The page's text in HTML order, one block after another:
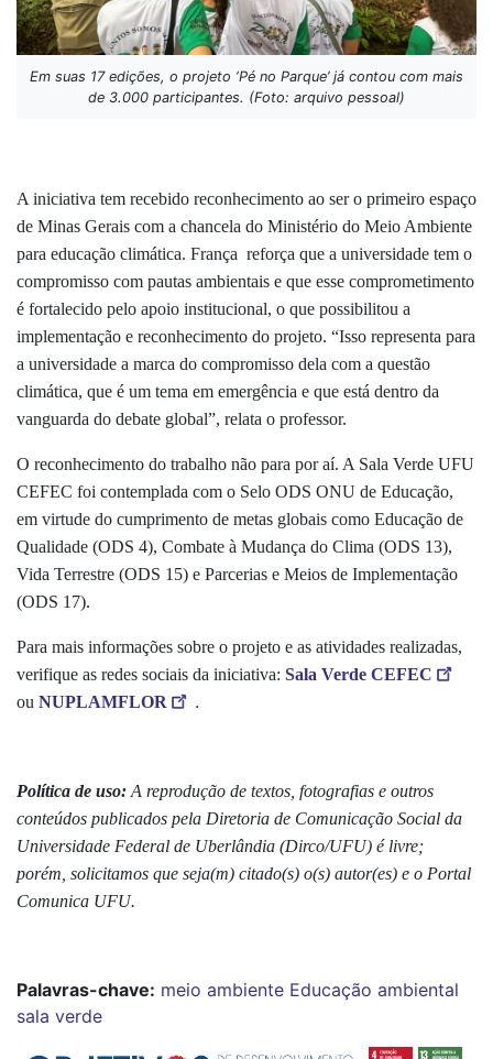
Em suas 17 edições, o projeto ‘Pé no Parque’ já contou com mais
de 3.000 participantes. (Foto: arquivo pessoal)
A iniciativa tem recebido reconhecimento ao ser o primeiro espaço
de Minas Gerais com a chancela do Ministério do Meio Ambiente
para educação climática. França reforça que a universidade tem o
compromisso com pautas ambientais e que esse comprometimento
é fortalecido pelo apoio institucional, o que possibilitou a
implementação e reconhecimento do projeto. “Isso representa para
a universidade a marca do compromisso dela com a questão
climática, que é um tema em emergência e que está dentro da
vanguarda do debate global”, relata o professor.
O reconhecimento do trabalho não para por aí. A Sala Verde UFU
CEFEC foi contemplada com o Selo ODS ONU de Educação,
em virtude do cumprimento de metas globais como Educação de
Qualidade (ODS 4), Combate à Mudança do Clima (ODS 13),
Vida Terrestre (ODS 15) e Parcerias e Meios de Implementação
(ODS 17).
Para mais informações sobre o projeto e as atividades realizadas,
verifique as redes sociais da iniciativa: Sala Verde CEFEC
ou NUPLAMFLOR .
Política de uso: A reprodução de textos, fotografias e outros
conteúdos publicados pela Diretoria de Comunicação Social da
Universidade Federal de Uberlândia (Dirco/UFU) é livre;
porém, solicitamos que seja(m) citado(s) o(s) autor(es) e o Portal
Comunica UFU.
Palavras-chave: meio ambiente Educação ambiental
sala verde